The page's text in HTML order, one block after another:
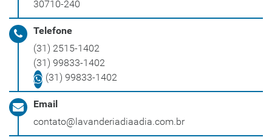
30710-240
Telefone
(31) 2515-1402
(31) 99833-1402
(31) 99833-1402
Email
contato@lavanderiadiaadia.com.br